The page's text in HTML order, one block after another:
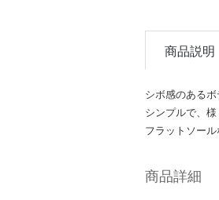
商品説明
シボ感のあるボ
シンプルで、様
フラットソール
商品詳細